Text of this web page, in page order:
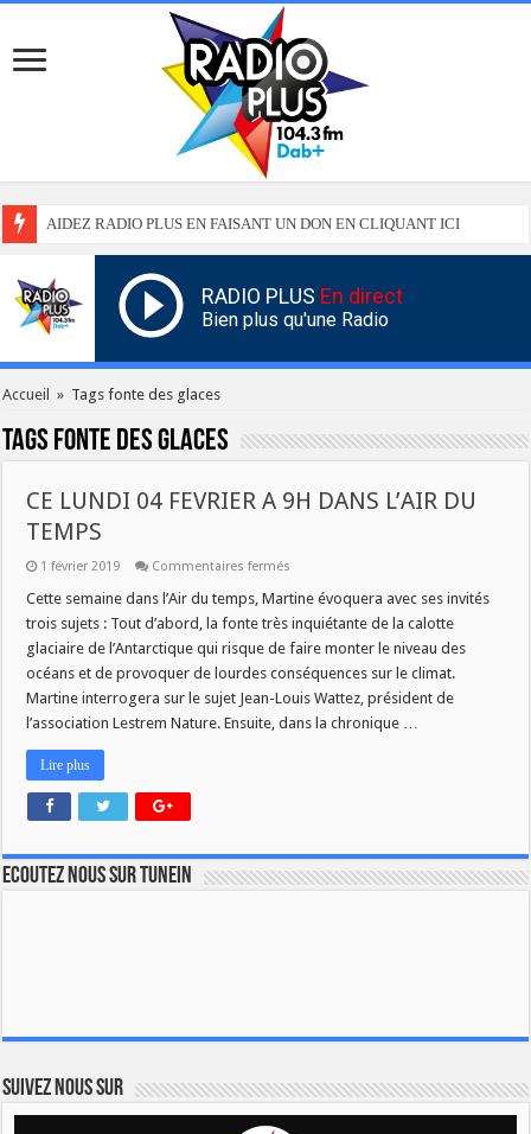
AIDEZ RADIO PLUS EN FAISANT UN DON EN CLIQUANT ICI
RADIO PLUS En direct
Bien plus qu'une Radio
Accueil » Tags fonte des glaces
Tags fonte des glaces
CE LUNDI 04 FEVRIER A 9H DANS L’AIR DU
TEMPS
1 février 2019 Commentaires fermés
LUNDI
FEVRIER
A
9H
DANS
L’AIR
DU
TEMPS
Cette semaine dans l’Air du temps, Martine évoquera avec ses invités
trois sujets : Tout d’abord, la fonte très inquiétante de la calotte
glaciaire de l’Antarctique qui risque de faire monter le niveau des
océans et de provoquer de lourdes conséquences sur le climat.
Martine interrogera sur le sujet Jean-Louis Wattez, président de
l’association Lestrem Nature. Ensuite, dans la chronique …
Lire plus
Ecoutez nous sur TuneIn
Suivez nous sur